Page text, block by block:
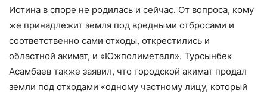
Истина в споре не родилась и сейчас. От вопроса, кому
же принадлежит земля под вредными отбросами и
соответственно сами отходы, открестились и
областной акимат, и «Южполиметалл». Турсынбек
Асамбаев также заявил, что городской акимат продал
земли под отходами «одному частному лицу, который